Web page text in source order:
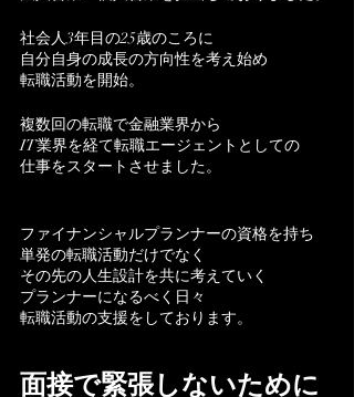
社会人3年目の25歳のころに
自分自身の成長の方向性を考え始め
転職活動を開始。
複数回の転職で金融業界から
IT業界を経て転職エージェントとしての
仕事をスタートさせました。
ファイナンシャルプランナーの資格を持ち
単発の転職活動だけでなく
その先の人生設計を共に考えていく
プランナーになるべく日々
転職活動の支援をしております。
面接で緊張しないために